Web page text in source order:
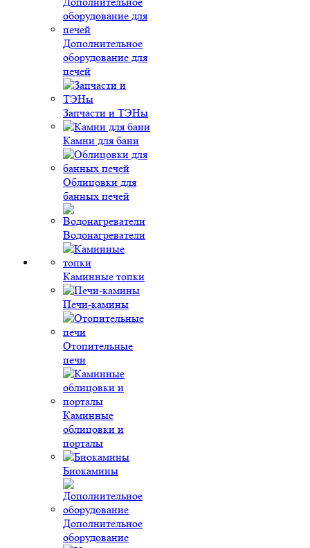
Дополнительное
оборудование для
печей
Запчасти и ТЭНы
Камни для бани
Облицовки для
банных печей
Водонагреватели
Каминные топки
Печи-камины
Отопительные
печи
Каминные
облицовки и
порталы
Биокамины
Дополнительное
оборудование